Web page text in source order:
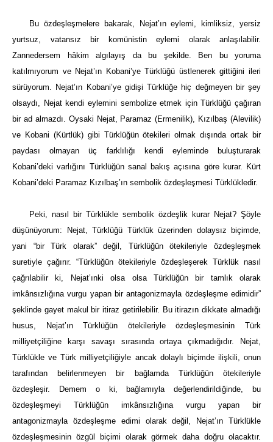
Bu özdeşleşmelere bakarak, Nejat’ın eylemi, kimliksiz, yersiz
yurtsuz, vatansız bir komünistin eylemi olarak anlaşılabilir.
Zannedersem hâkim algılayış da bu şekilde. Ben bu yoruma
katılmıyorum ve Nejat’ın Kobani’ye Türklüğü üstlenerek gittiğini ileri
sürüyorum. Nejat’ın Kobani’ye gidişi Türklüğe hiç değmeyen bir şey
olsaydı, Nejat kendi eylemini sembolize etmek için Türklüğü çağıran
bir ad almazdı. Oysaki Nejat, Paramaz (Ermenilik), Kızılbaş (Alevilik)
ve Kobani (Kürtlük) gibi Türklüğün ötekileri olmak dışında ortak bir
paydası olmayan üç farklılığı kendi eyleminde buluşturarak
Kobani’deki varlığını Türklüğün sanal bakış açısına göre kurar. Kürt
Kobani’deki Paramaz Kızılbaş’ın sembolik özdeşleşmesi Türklükledir.
Peki, nasıl bir Türklükle sembolik özdeşlik kurar Nejat? Şöyle
düşünüyorum: Nejat, Türklüğü Türklük üzerinden dolaysız biçimde,
yani “bir Türk olarak” değil, Türklüğün ötekileriyle özdeşleşmek
suretiyle çağırır. “Türklüğün ötekileriyle özdeşleşerek Türklük nasıl
çağrılabilir ki, Nejat’ınki olsa olsa Türklüğün bir tamlık olarak
imkânsızlığına vurgu yapan bir antagonizmayla özdeşleşme edimidir”
şeklinde gayet makul bir itiraz getirilebilir. Bu itirazın dikkate almadığı
husus, Nejat’ın Türklüğün ötekileriyle özdeşleşmesinin Türk
milliyetçiliğine karşı savaşı sırasında ortaya çıkmadığıdır. Nejat,
Türklükle ve Türk milliyetçiliğiyle ancak dolaylı biçimde ilişkili, onun
tarafından belirlenmeyen bir bağlamda Türklüğün ötekileriyle
özdeşleşir. Demem o ki, bağlamıyla değerlendirildiğinde, bu
özdeşleşmeyi Türklüğün imkânsızlığına vurgu yapan bir
antagonizmayla özdeşleşme edimi olarak değil, Nejat’ın Türklükle
özdeşleşmesinin özgül biçimi olarak görmek daha doğru olacaktır.